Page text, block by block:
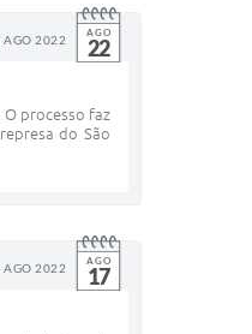
AGO 2022 AGO
22
O processo faz
do São
AGO 2022 AGO
17